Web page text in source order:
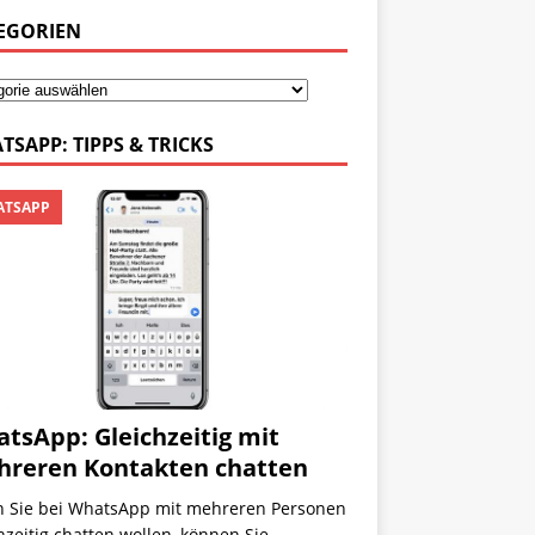
TIPPS & TRICKS
Gleichzeitig mit
Kontakten chatten
Sie bei WhatsApp mit mehreren Personen